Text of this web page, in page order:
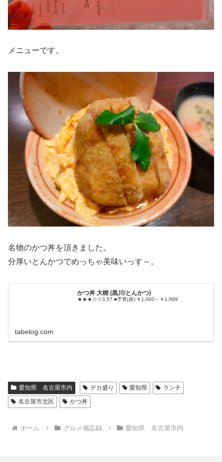
メニューです。
名物のかつ丼を頂きました。
分厚いとんかつでめっちゃ美味いっす～。
かつ丼 大樹 (黒川/とんかつ)
★★★☆☆3.57 ■予算(昼):￥1,000～￥1,999
tabelog.com
愛知県 名古屋市内 デカ盛り 愛知県
ランチ
名古屋市北区
かつ丼
ホーム グルメ備忘録 愛知県 名古屋市内